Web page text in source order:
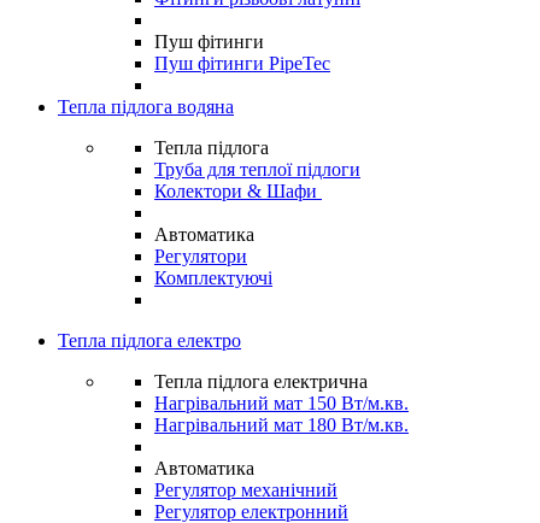
Пуш фітинги
Пуш фітинги PipeTec
Тепла підлога водяна
Тепла підлога
Труба для теплої підлоги
Колектори & Шафи
Автоматика
Регулятори
Комплектуючі
Тепла підлога електро
Тепла підлога електрична
Нагрівальний мат 150 Вт/м.кв.
Нагрівальний мат 180 Вт/м.кв.
Автоматика
Регулятор механічний
Регулятор електронний